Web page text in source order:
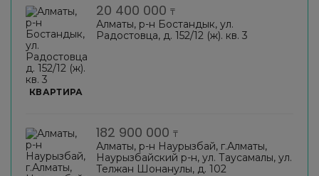
КВАРТИРА
20 400 000 ₸
Алматы, р-н Бостандык, ул.
Радостовца, д. 152/12 (ж). кв. 3
182 900 000 ₸
Алматы, р-н Наурызбай, г.Алматы,
Наурызбайский р-н, ул. Таусамалы, ул.
Телжан Шонанулы, д. 102